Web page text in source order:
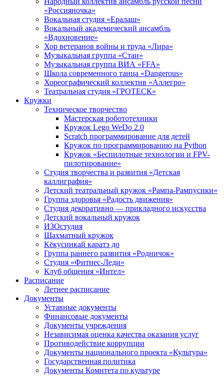
«Россияночка»
Вокальная студия «Ералаш»
Вокальный академический ансамбль
«Вдохновение»
Хор ветеранов войны и труда «Лира»
Музыкальная группа «Стаи»
Музыкальная группа ВИА «FFA»
Школа современного танца «Dangerous»
Хореографический коллектив «Аллегро»
Театральная студия «ГРОТЕСК»
Кружки
Техническое творчество
Мастерская робототехники
Кружок Lego WeDo 2.0
Scratch программирование для детей
Кружок по программированию на Python
Кружок «Беспилотные технологии и FPV-
пилотирование»
Студия творчества и развития «Детская
каллиграфия»
Детский театральный кружок «Рампа-Рампусики»
Группа здоровья «Радость движения»
Студия декоративно — прикладного искусства
Детский вокальный кружок
ИЗОстудия
Шахматный кружок
Кёкусинкай каратэ до
Группа раннего развития «Родничок»
Cтудия «Фитнес-Леди»
Клуб общения «Интел»
Расписание
Летнее расписание
Документы
Уставные документы
Финансовые документы
Документы учреждения
Независимая оценка качества оказания услуг
Противодействие коррупции
Документы национального проекта «Культура»
Государственная политика
Документы Комитета по культуре